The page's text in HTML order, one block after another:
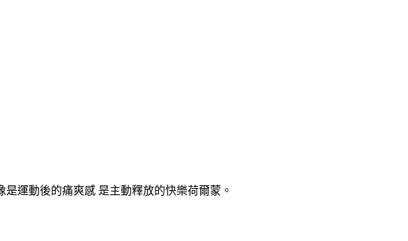
運動後的痛爽感 是主動釋放的快樂荷爾蒙。